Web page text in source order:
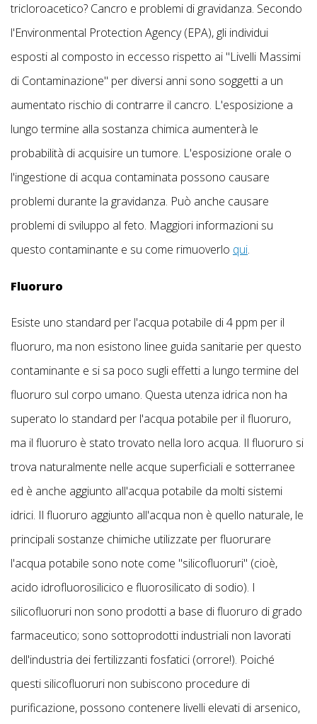
tricloroacetico? Cancro e problemi di gravidanza. Secondo
l'Environmental Protection Agency (EPA), gli individui
esposti al composto in eccesso rispetto ai "Livelli Massimi
di Contaminazione" per diversi anni sono soggetti a un
aumentato rischio di contrarre il cancro. L'esposizione a
lungo termine alla sostanza chimica aumenterà le
probabilità di acquisire un tumore. L'esposizione orale o
l'ingestione di acqua contaminata possono causare
problemi durante la gravidanza. Può anche causare
problemi di sviluppo al feto. Maggiori informazioni su
questo contaminante e su come rimuoverlo qui.
Fluoruro
Esiste uno standard per l'acqua potabile di 4 ppm per il
fluoruro, ma non esistono linee guida sanitarie per questo
contaminante e si sa poco sugli effetti a lungo termine del
fluoruro sul corpo umano. Questa utenza idrica non ha
superato lo standard per l'acqua potabile per il fluoruro,
ma il fluoruro è stato trovato nella loro acqua. Il fluoruro si
trova naturalmente nelle acque superficiali e sotterranee
ed è anche aggiunto all'acqua potabile da molti sistemi
idrici. Il fluoruro aggiunto all'acqua non è quello naturale, le
principali sostanze chimiche utilizzate per fluorurare
l'acqua potabile sono note come "silicofluoruri" (cioè,
acido idrofluorosilicico e fluorosilicato di sodio). I
silicofluoruri non sono prodotti a base di fluoruro di grado
farmaceutico; sono sottoprodotti industriali non lavorati
dell'industria dei fertilizzanti fosfatici (orrore!). Poiché
questi silicofluoruri non subiscono procedure di
purificazione, possono contenere livelli elevati di arsenico,